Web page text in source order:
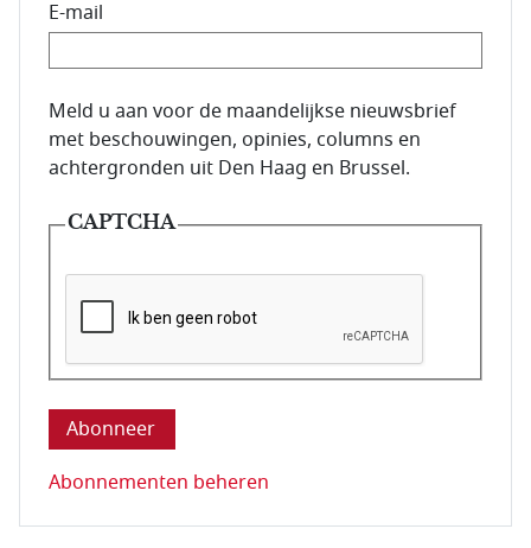
E-mail
E-mailadres van de abonnee.
Meld u aan voor de maandelijkse nieuwsbrief
met beschouwingen, opinies, columns en
achtergronden uit Den Haag en Brussel.
CAPTCHA
Deze vraag is om te controleren dat u een mens
Abonnementen beheren